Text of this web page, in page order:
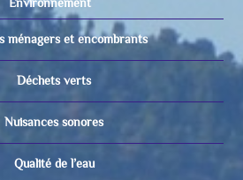
ménagers et encombrants
Déchets verts
Nuisances sonores
Qualité de l’eau